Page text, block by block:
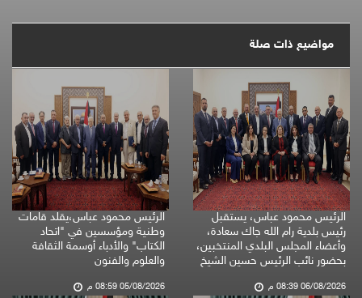
مواضيع ذات صلة
الرئيس محمود عباس، يستقبل
رئيس بلدية رام الله جاك سعادة،
وأعضاء المجلس البلدي المنتخبين،
بحضور نائب الرئيس حسين الشيخ
06/08/2026 08:39 م
الرئيس محمود عباس،يقلد قامات
وطنية ومؤسسين في "اتحاد
الكتاب" والأدباء أوسمة الثقافة
والعلوم والفنون
05/08/2026 08:59 م